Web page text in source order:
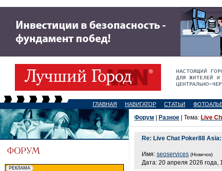
ГЛАВНАЯ НАВИГАТОР СТАТЬИ
Форум Разное | Тема: Live
Re: Live Chat Poker88
Имя: seoservices (Новичок)
Дата: 20 апреля 2026 года,